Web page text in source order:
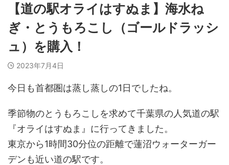
【道の駅オライはすぬま】海水ね
ぎ・とうもろこし（ゴールドラッシ
ュ）を購入！
2023年7月4日
今日も首都圏は蒸し蒸しの1日でしたね。
季節物のとうもろこしを求めて千葉県の人気道の駅
『オライはすぬま』に行ってきました。
東京から1時間30分位の距離で蓮沼ウォーターガー
デンも近い道の駅です。